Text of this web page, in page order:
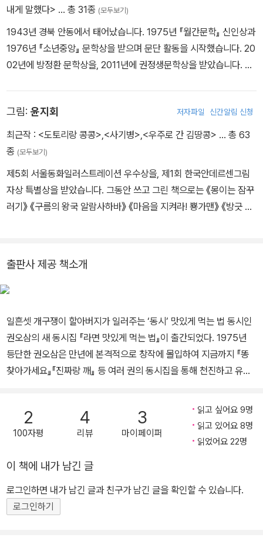
내게 말했다> … 총 31종 (모두보기)
1943년 경북 안동에서 태어났습니다. 1975년 『월간문학』 신인상과
1976년 『소년중앙』 문학상을 받으며 문단 활동을 시작했습니다. 20
02년에 방정환 문학상을, 2011년에 권정생문학상을 받았습니다. 동
법』 『개도 잔소리한다』 『너도 나도 엄지척』 등이 있고, 동시 창작론
『동시는 내게 말했다』가 있습니다.
그림: 윤지회 저자파일 신간알림 신청
최근작 : <도토리랑 콩콩>,<사기병>,<우주로 간 김땅콩> … 총 63
종 (모두보기)
제5회 서울동화일러스트레이션 우수상을, 제1회 한국안데르센그림
자상 특별상을 받았습니다. 그동안 쓰고 그린 책으로는 《몽이는 잠꾸
러기》 《구름의 왕국 알람사하바》 《마음을 지켜라! 뿅가맨》 《방긋 아
출판사 제공 책소개
일흔셋 개구쟁이 할아버지가 일러주는 ‘동시’ 맛있게 먹는 법 동시인
권오삼의 새 동시집 『라면 맛있게 먹는 법』이 출간되었다. 1975년
등단한 권오삼은 만년에 본격적으로 창작에 몰입하여 지금까지 『똥
찾아가세요』『진짜랑 깨』 등 여러 권의 동시집을 통해 천진하고 유쾌
간 동안 동시라는 외길을 걸어온 수고와 의미를 인정받아 ‘권정생창
작기금’의 수혜자로 선정되기도 했다. “문학은 부단한 자기 갱신의 과
정이기도 하다. 우리말의 리듬과 어감을 되살려 내고, 끊임없는 실험
가들에게 귀감이 되리라 믿어 의심치 않는다. 턱도 없는 꿈일지언정
일단 꿈을 꾸는 게 중요하다는 치열한 도전 정신, 몇 시간이고 놀이터
에 쪼그리고 앉아 아이들 삶 속으로 다가서려는 열정, 익숙함을 거부
하고 낯선 것을 향해 서슴없이 손을 내미는 자세야말로 문학뿐 아니
2
100자평
4
리뷰
3
마이페이퍼
읽고 싶어요 9명
읽고 있어요 8명
읽었어요 22명
이 책에 내가 남긴 글
로그인하면 내가 남긴 글과 친구가 남긴 글을 확인할 수 있습니다.
로그인하기